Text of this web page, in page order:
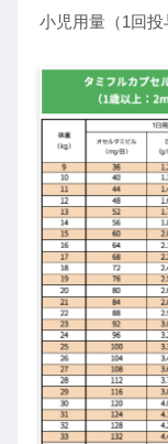
小児用量（1回投